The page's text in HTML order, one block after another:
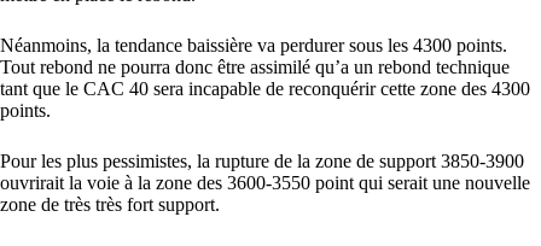
Néanmoins, la tendance baissière va perdurer sous les 4300 points.
Tout rebond ne pourra donc être assimilé qu’a un rebond technique
tant que le CAC 40 sera incapable de reconquérir cette zone des 4300
points.
Pour les plus pessimistes, la rupture de la zone de support 3850-3900
ouvrirait la voie à la zone des 3600-3550 point qui serait une nouvelle
zone de très très fort support.